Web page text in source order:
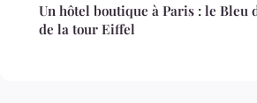
Un hôtel boutique à Paris : le Bleu
de la tour Eiffel